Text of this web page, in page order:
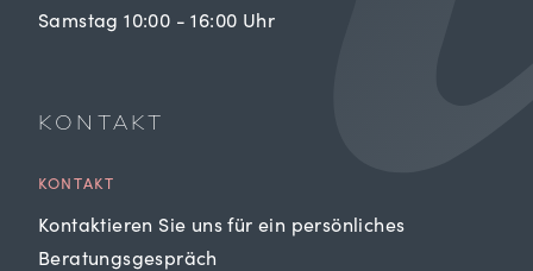
Samstag 10:00 - 16:00 Uhr
KONTAKT
KONTAKT
Kontaktieren Sie uns für ein persönliches
Beratungsgespräch